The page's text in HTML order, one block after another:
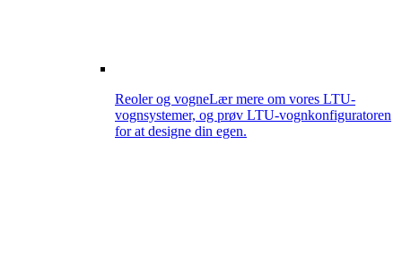
Reoler og vogneLær mere om vores LTU-
vognsystemer, og prøv LTU-vognkonfiguratoren
for at designe din egen.